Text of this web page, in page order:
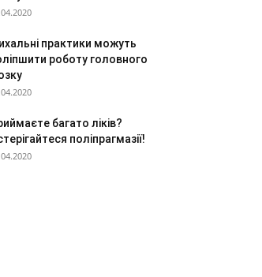
практики можуть
роботу головного
багато ліків?
поліпрагмазії!